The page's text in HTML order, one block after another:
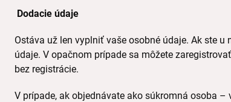
Dodacie údaje
Ostáva už len vyplniť vaše osobné údaje. Ak ste
údaje. V opačnom prípade sa môžete
bez registrácie.
V prípade, ak objednávate ako súkromná osoba